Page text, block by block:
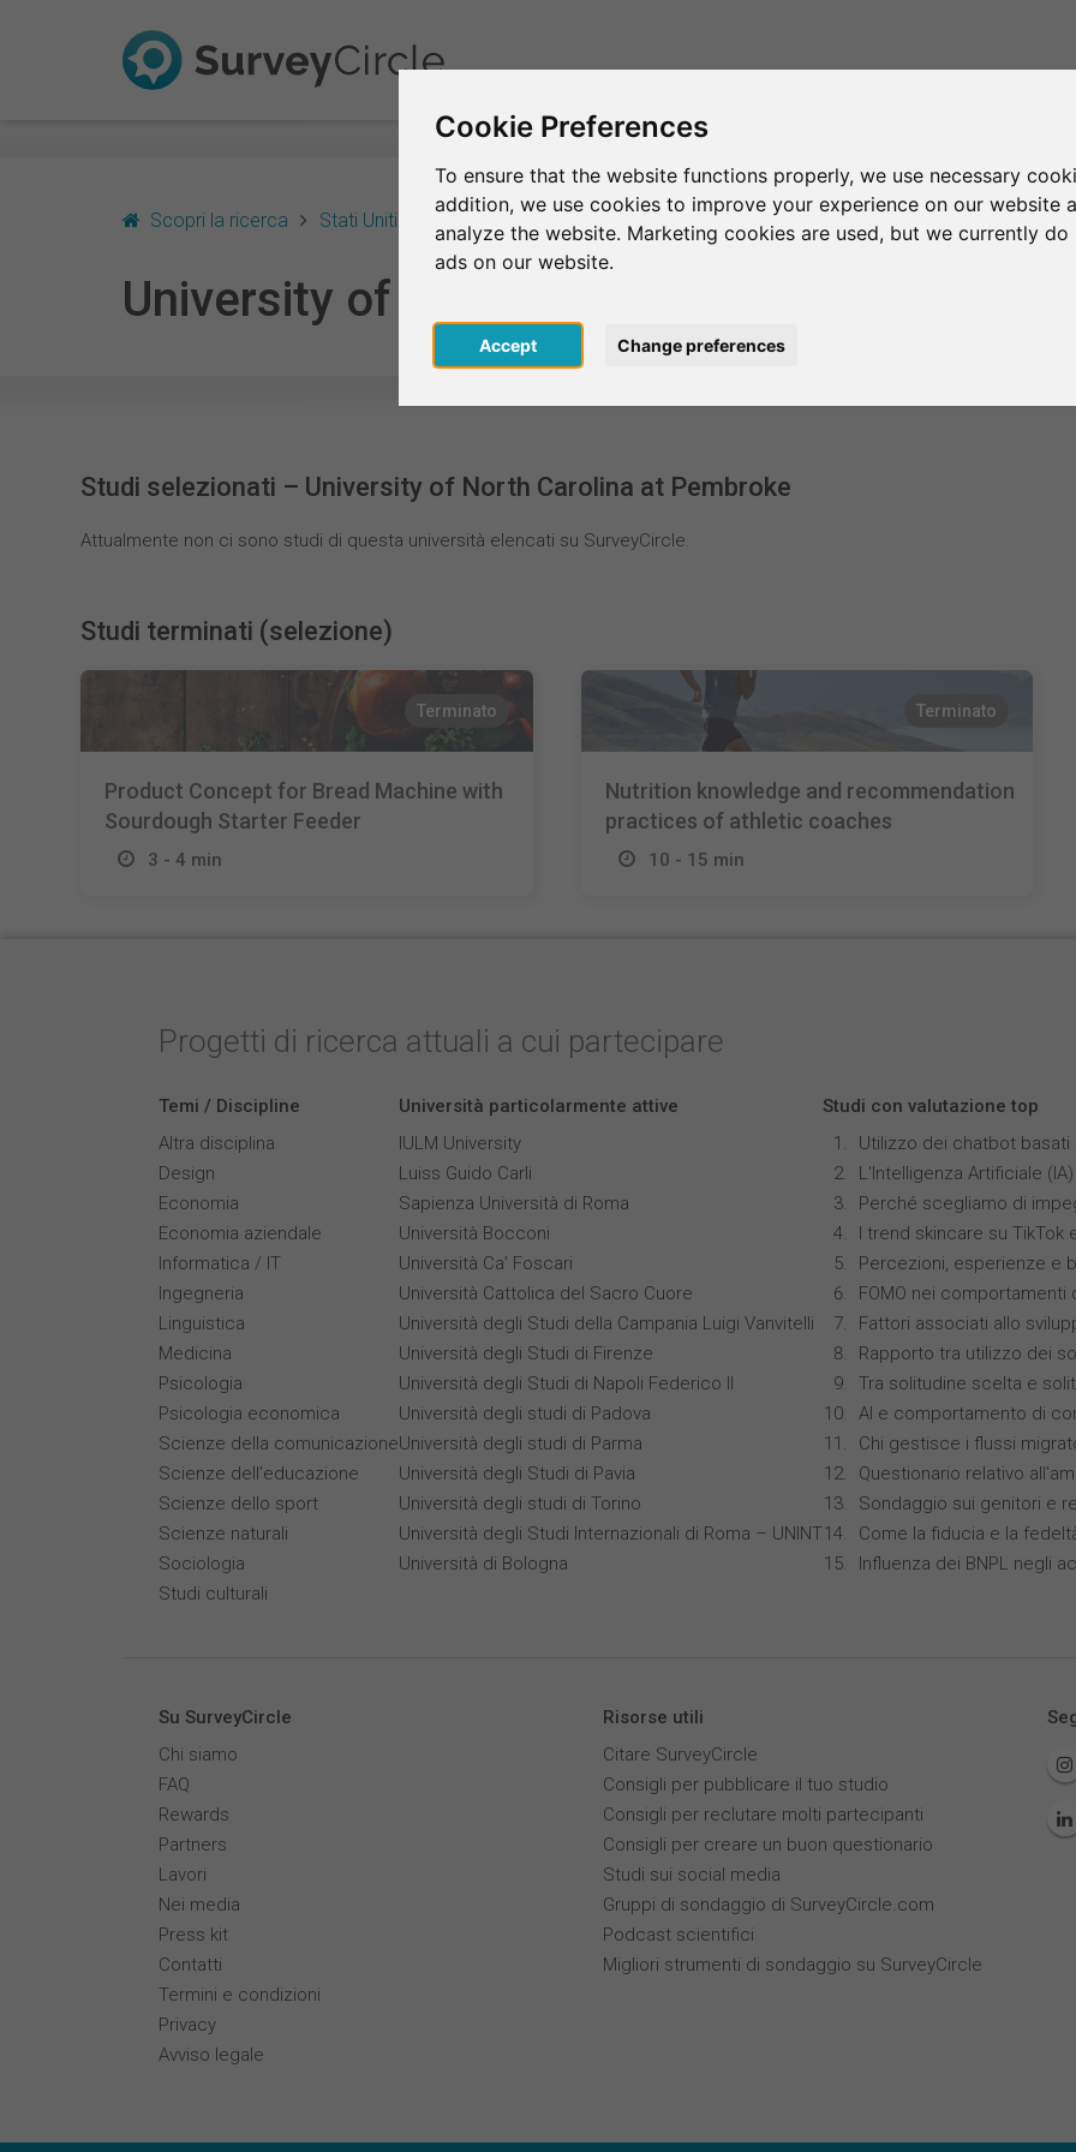
Cookie Preferences
To ensure that the website functions properly, we use necessary
addition, we use cookies to improve your experience on our website
analyze the website. Marketing cookies are used, but we currently
ads on our website.
Accept Change preferences
Scopri la ricerca Stati Uniti Pembroke University of North Carolina at Pembroke
University of North Carolina at Pembroke
Studi selezionati – University of North Carolina at Pembroke
Attualmente non ci sono studi di questa università elencati su SurveyCircle.
Studi terminati (selezione)
Terminato
Product Concept for Bread Machine with
Sourdough Starter Feeder
3 - 4 min
Terminato
Nutrition knowledge and recommendation
practices of athletic coaches
10 - 15 min
Progetti di ricerca attuali a cui partecipare
Temi / Discipline
Altra disciplina
Design
Economia
Economia aziendale
Informatica / IT
Ingegneria
Linguistica
Medicina
Psicologia
Psicologia economica
Scienze della comunicazione
Scienze dell’educazione
Scienze dello sport
Scienze naturali
Sociologia
Studi culturali
Università particolarmente attive
IULM University
Luiss Guido Carli
Sapienza Università di Roma
Università Bocconi
Università Ca’ Foscari
Università Cattolica del Sacro Cuore
Università degli Studi della Campania Luigi Vanvitelli
Università degli Studi di Firenze
Università degli Studi di Napoli Federico II
Università degli studi di Padova
Università degli studi di Parma
Università degli Studi di Pavia
Università degli studi di Torino
Università degli Studi Internazionali di Roma – UNINT
Università di Bologna
Studi con valutazione top
Utilizzo dei chatbot
L'Intelligenza Artificiale
Perché scegliamo di
I trend skincare su
Percezioni, esperienze e
FOMO nei comportamenti
Fattori associati allo
Rapporto tra utilizzo dei
Tra solitudine scelta e
AI e comportamento di
Chi gestisce i flussi
Questionario relativo
Sondaggio sui genitori e
Come la fiducia e la
Influenza dei BNPL negli
Su SurveyCircle
Chi siamo
FAQ
Rewards
Partners
Lavori
Nei media
Press kit
Contatti
Termini e condizioni
Privacy
Avviso legale
Risorse utili
Citare SurveyCircle
Consigli per pubblicare il tuo studio
Consigli per reclutare molti partecipanti
Consigli per creare un buon questionario
Studi sui social media
Gruppi di sondaggio di SurveyCircle.com
Podcast scientifici
Migliori strumenti di sondaggio su SurveyCircle